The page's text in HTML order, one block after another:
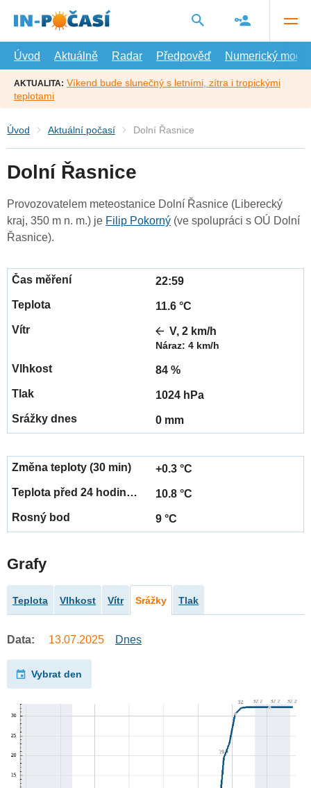
hlavní
Úvod
Aktuálně Radar Předpověď Numerický model
AKTUALITA: Víkend bude slunečný s letními, zítra i tropickými
teplotami
Úvod Aktuální počasí Dolní Řasnice
Dolní Řasnice
Provozovatelem meteostanice Dolní Řasnice (Liberecký
kraj, 350 m n. m.) je Filip Pokorný (ve spolupráci s OÚ Dolní
Řasnice).
22:59
11.6 °C
V, 2 km/h
Náraz: 4 km/h
84 %
1024 hPa
0 mm
+0.3 °C
10.8 °C
9 °C
Grafy
Teplota Vlhkost Vítr Srážky Tlak
Data: 13.07.2025 Dnes
Vybrat den